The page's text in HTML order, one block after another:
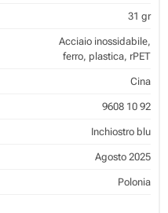
31 gr
Acciaio inossidabile,
ferro, plastica, rPET
Cina
9608 10 92
Inchiostro blu
Agosto 2025
Polonia